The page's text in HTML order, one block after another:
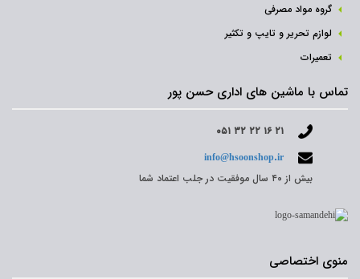
گروه مواد مصرفی
لوازم تحریر و تایپ و تکثیر
تعمیرات
تماس با ماشین های اداری حسن پور
۰۵۱ ۳۲ ۲۲ ۱۶ ۲۱
info@hsoonshop.ir
بیش از ۴۰ سال موفقیت در جلب اعتماد شما
منوی اختصاصی